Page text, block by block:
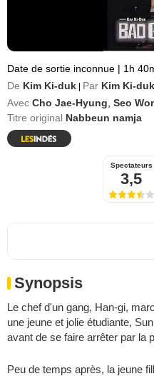
Date de sortie inconnue | 1h
De Kim Ki-duk Par Kim Ki-duk
Avec Cho Jae-Hyung Seo
Titre original Nabbeun namja
Spectateurs
3,5
Synopsis
Le chef d'un gang, Han-gi,
une jeune et jolie étudiante,
avant de se faire arrêter par la
Peu de temps après, la jeune